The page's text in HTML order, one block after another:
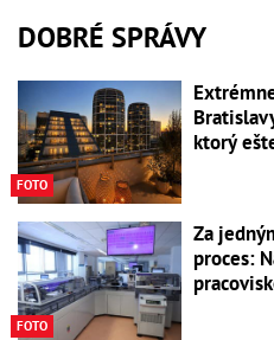
DOBRÉ SPRÁVY
FOTO
ktorý
FOTO
Za
proces: